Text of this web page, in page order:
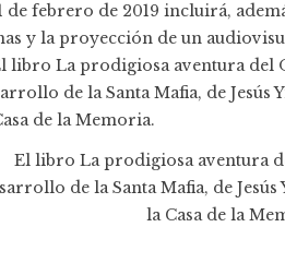
de febrero de 2019 incluirá,
y la proyección de un
El libro La prodigiosa aventura
de la Santa Mafia, de
la Casa de la